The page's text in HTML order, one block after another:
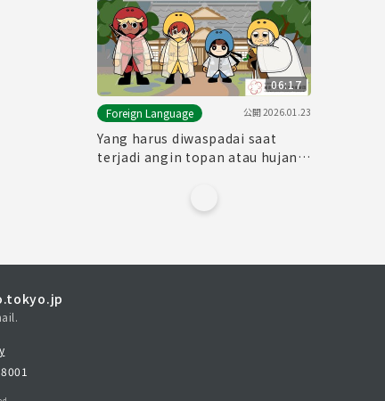
06:17
Foreign Language
公開2026.01.23
Yang harus diwaspadai saat
terjadi angin topan atau hujan